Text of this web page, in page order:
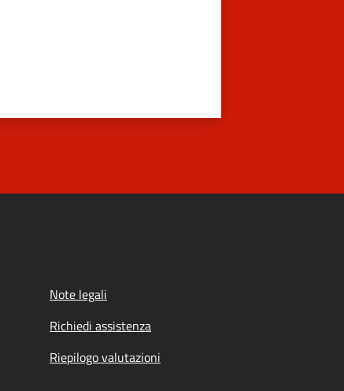
Note legali
Richiedi assistenza
Riepilogo valutazioni